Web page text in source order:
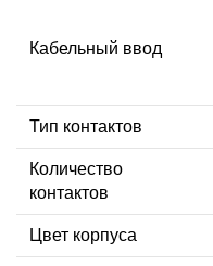
Кабельный ввод
Тип контактов
Количество
контактов
Цвет корпуса